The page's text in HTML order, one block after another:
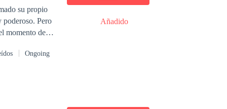
su propio
poderoso. Pero
momento de
termino en
Ongoing
Añadido